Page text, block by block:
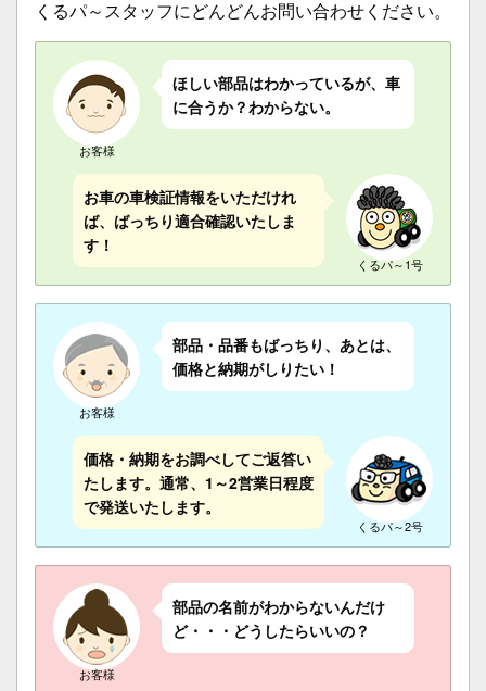
くるパ～スタッフにどんどんお問い合わせください。
お客様
ほしい部品はわかっているが、車
に合うか？わからない。
くるパ～1号
お車の車検証情報をいただけれ
ば、ばっちり適合確認いたしま
す！
お客様
部品・品番もばっちり、あとは、
価格と納期がしりたい！
くるパ～2号
価格・納期をお調べしてご返答い
たします。通常、1～2営業日程度
で発送いたします。
お客様
部品の名前がわからないんだけ
ど・・・どうしたらいいの？